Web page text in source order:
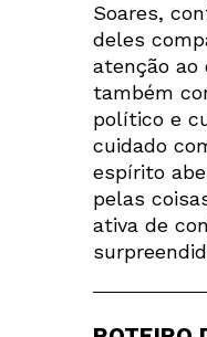
Soares,
deles
atenção ao
também
político e
cuidado
espírito
pelas
ativa de